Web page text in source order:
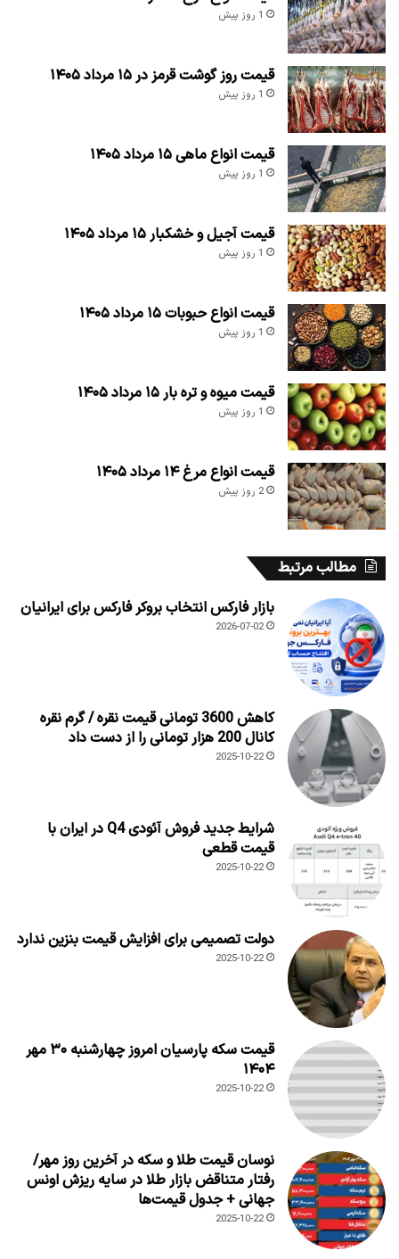
1 روز پیش
قیمت روز گوشت قرمز در ۱۵ مرداد ۱۴۰۵
1 روز پیش
قیمت انواع ماهی ۱۵ مرداد ۱۴۰۵
1 روز پیش
قیمت آجیل و خشکبار ۱۵ مرداد ۱۴۰۵
1 روز پیش
قیمت انواع حبوبات ۱۵ مرداد ۱۴۰۵
1 روز پیش
قیمت میوه و تره بار ۱۵ مرداد ۱۴۰۵
1 روز پیش
قیمت انواع مرغ ۱۴ مرداد ۱۴۰۵
2 روز پیش
مطالب مرتبط
بازار فارکس انتخاب بروکر فارکس برای ایرانیان
2026-07-02
کاهش 3600 تومانی قیمت نقره / گرم نقره
کانال 200 هزار تومانی را از دست داد
2025-10-22
شرایط جدید فروش آئودی Q4 در ایران با
قیمت قطعی
2025-10-22
دولت تصمیمی برای افزایش قیمت بنزین ندارد
2025-10-22
قیمت سکه پارسیان امروز چهارشنبه ۳۰ مهر
۱۴۰۴
2025-10-22
نوسان قیمت طلا و سکه در آخرین روز مهر/
رفتار متناقض بازار طلا در سایه ریزش اونس
جهانی + جدول قیمت‌ها
2025-10-22